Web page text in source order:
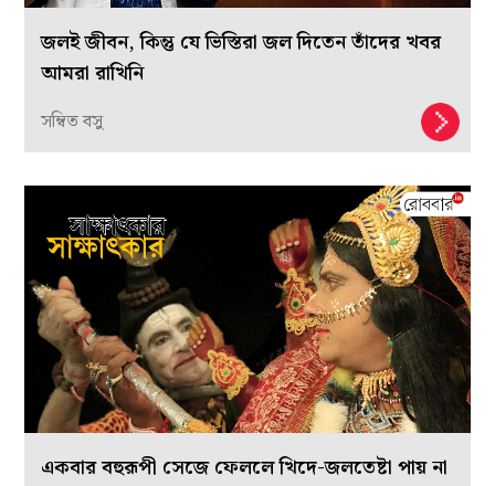
জলই জীবন, কিন্তু যে ভিস্তিরা জল দিতেন তাঁদের খবর
আমরা রাখিনি
সম্বিত বসু
একবার বহুরূপী সেজে ফেললে খিদে-জলতেষ্টা পায় না